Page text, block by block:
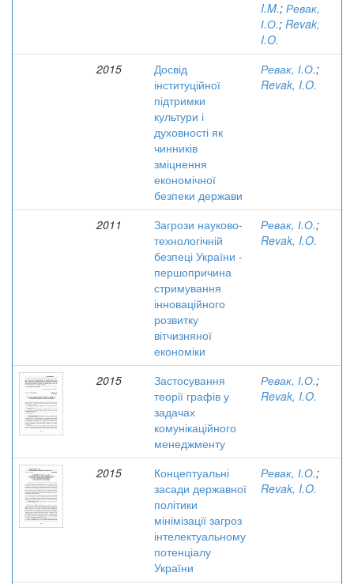
I.M.; Ревак,
І.О.; Revak,
I.O.
2015
Досвід
інституційної
підтримки
культури і
духовності як
чинників
зміцнення
економічної
безпеки держави
Ревак, І.О.;
Revak, I.O.
2011
Загрози науково-
технологічній
безпеці України -
першопричина
стримування
інноваційного
розвитку
вітчизняної
економіки
Ревак, І.О.;
Revak, I.O.
2015
Застосування
теорії графів у
задачах
комунікаційного
менеджменту
Ревак, І.О.;
Revak, I.O.
2015
Концептуальні
засади державної
політики
мінімізації загроз
інтелектуальному
потенціалу
України
Ревак, І.О.;
Revak, I.O.